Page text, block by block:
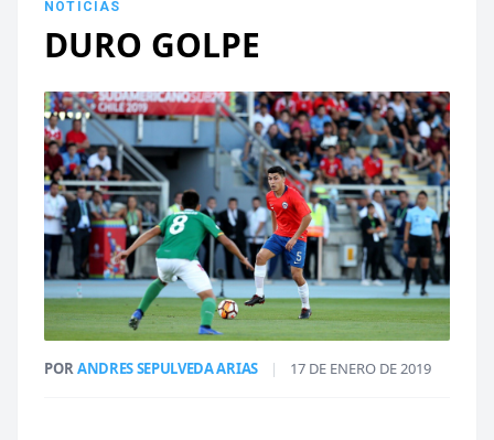
NOTICIAS
DURO GOLPE
PORANDRES SEPULVEDA ARIAS | 17 DE ENERO DE 2019